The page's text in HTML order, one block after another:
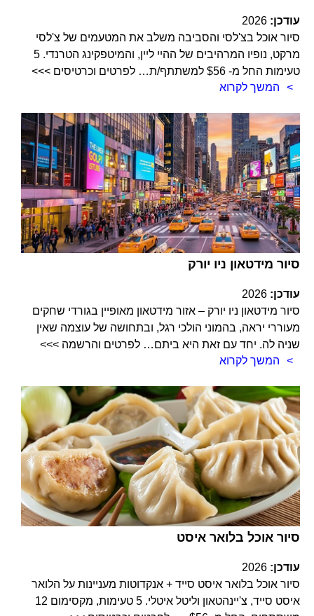
עודכן: 2026
סיור אוכל בצ'לסי והסביבה משלב את המטעמים של צ'לסי
מרקט, נופיו המרהיבים של ההיי ליין, והמיטפקינג הטרנדי. 5
טעימות החל מ- $56 למשתתף/ת… לפרטים וכרטיסים >>>
המשך לקרוא
סיור מידטאון ניו יורק
עודכן: 2026
סיור מידטאון ניו יורק – אזור מידטאון מאופיין בגורדי שחקים
מעוררי יראה, בהמוני הולכי רגל, ובתחושה של עוצמה שאין
שניה לה. יחד עם זאת היא ביתם… לפרטים והרשמה >>>
המשך לקרוא
סיור אוכל בלואר איסט
עודכן: 2026
סיור אוכל בלואר איסט סייד + אנקדוטות מעניינות על הלואר
איסט סייד, צ'יינהטאון וליטל איטלי. 5 טעימות, מקסימום 12